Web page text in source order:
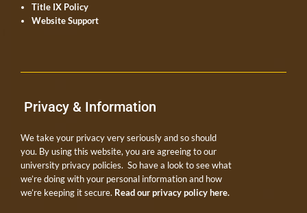
Title IX Policy
Website Support
Privacy & Information
We take your privacy very seriously and so should
you. By using this website, you are agreeing to our
university privacy policies. So have a look to see what
we’re doing with your personal information and how
we’re keeping it secure. Read our privacy policy here.